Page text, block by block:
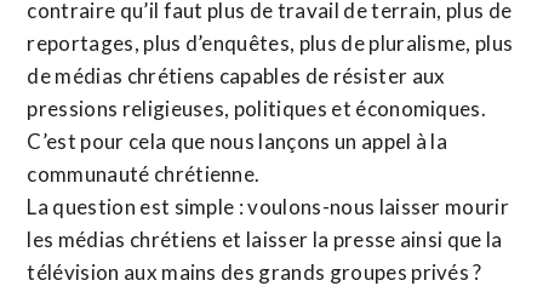
contraire qu’il faut plus de travail de terrain, plus de
reportages, plus d’enquêtes, plus de pluralisme, plus
de médias chrétiens capables de résister aux
pressions religieuses, politiques et économiques.
C’est pour cela que nous lançons un appel à la
communauté chrétienne.
La question est simple : voulons-nous laisser mourir
les médias chrétiens et laisser la presse ainsi que la
télévision aux mains des grands groupes privés ?